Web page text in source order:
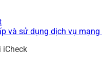
và sử dụng dịch vụ mạng
iCheck